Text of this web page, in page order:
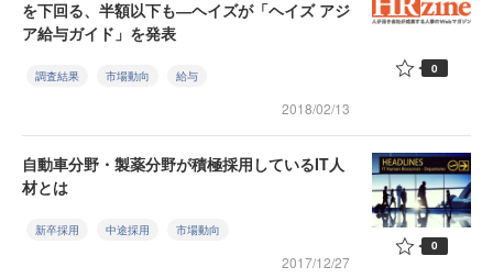
を下回る、半額以下も―ヘイズが「ヘイズ アジ
ア給与ガイド」を発表
調査結果 市場動向 給与
2018/02/13
0
自動車分野・製薬分野が積極採用しているIT人
材とは
新卒採用 中途採用 市場動向
2017/12/27
0